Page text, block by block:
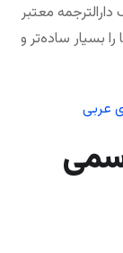
معتبر
بسیار ساده‌تر و
عربی